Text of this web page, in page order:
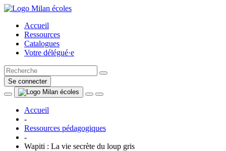
Accueil
Ressources
Catalogues
Votre délégué·e
Se connecter
Accueil
-
Ressources pédagogiques
-
Wapiti : La vie secrète du loup gris